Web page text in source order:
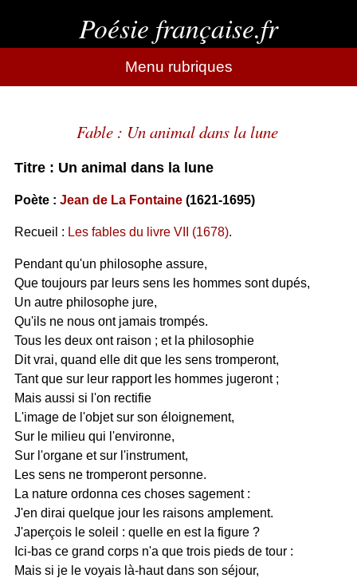
Poésie française.fr
Menu rubriques
Fable : Un animal dans la lune
Titre : Un animal dans la lune
Poète : Jean de La Fontaine(1621-1695)
Recueil : Les fables du livre VII (1678).
Pendant qu'un philosophe assure,
Que toujours par leurs sens les hommes sont dupés,
Un autre philosophe jure,
Qu'ils ne nous ont jamais trompés.
Tous les deux ont raison ; et la philosophie
Dit vrai, quand elle dit que les sens tromperont,
Tant que sur leur rapport les hommes jugeront ;
Mais aussi si l'on rectifie
L'image de l'objet sur son éloignement,
Sur le milieu qui l'environne,
Sur l'organe et sur l'instrument,
Les sens ne tromperont personne.
La nature ordonna ces choses sagement :
J'en dirai quelque jour les raisons amplement.
J'aperçois le soleil : quelle en est la figure ?
Ici-bas ce grand corps n'a que trois pieds de tour :
Mais si je le voyais là-haut dans son séjour,